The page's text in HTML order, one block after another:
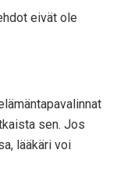
eivät ole
sen. Jos
lääkäri voi